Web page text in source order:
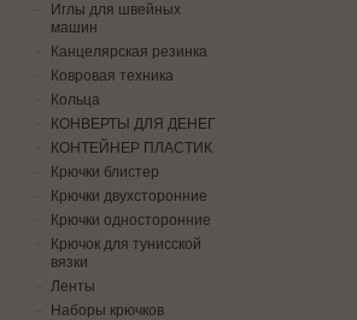
Иглы для швейных
машин
Канцелярская резинка
Ковровая техника
Кольца
КОНВЕРТЫ ДЛЯ ДЕНЕГ
КОНТЕЙНЕР ПЛАСТИК
Крючки блистер
Крючки двухсторонние
Крючки односторонние
Крючок для тунисской
вязки
Ленты
Наборы крючков